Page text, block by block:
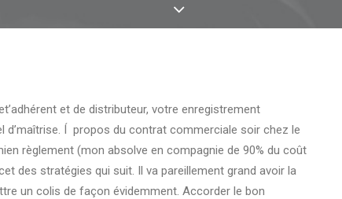
et de distributeur, votre enregistrement
Í propos du contrat commerciale soir chez le
règlement (mon absolve en compagnie de 90% du coût
des stratégies qui suit. Il va pareillement grand avoir la
un colis de façon évidemment. Accorder le bon